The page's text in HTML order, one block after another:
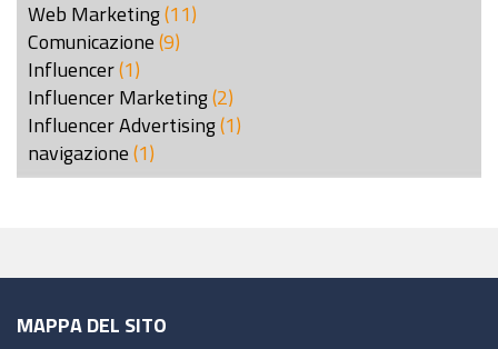
Web Marketing(11)
Comunicazione(9)
Influencer(1)
Influencer Marketing(2)
Influencer Advertising(1)
navigazione(1)
MAPPA DEL SITO